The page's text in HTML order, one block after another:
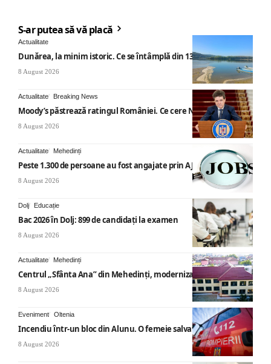
S-ar putea să vă placă
Actualitate
Dunărea, la minim istoric. Ce se întâmplă din 13 august
8 August 2026
Actualitate Breaking News
Moody’s păstrează ratingul României. Ce cere Nicușor Dan
8 August 2026
Actualitate Mehedinți
Peste 1.300 de persoane au fost angajate prin AJOFM Mehedinți
8 August 2026
Dolj Educație
Bac 2026 în Dolj: 899 de candidați la examen
8 August 2026
Actualitate Mehedinți
Centrul „Sfânta Ana” din Mehedinți, modernizat
8 August 2026
Eveniment Oltenia
Incendiu într-un bloc din Alunu. O femeie salvată
8 August 2026